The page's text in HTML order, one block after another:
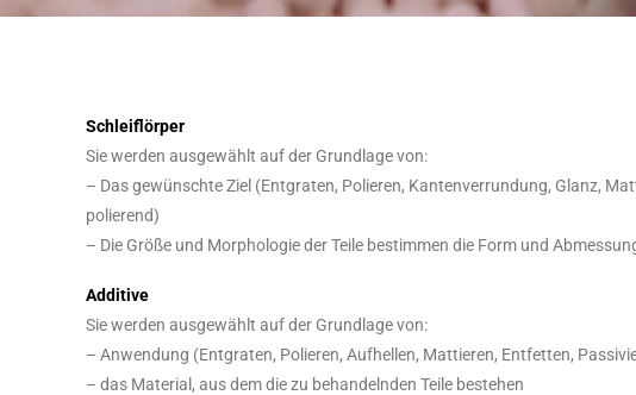
Schleiflörper
Sie werden ausgewählt auf der Grundlage von:
– Das gewünschte Ziel (Entgraten, Polieren, Kantenverrundung, Glanz,
polierend)
– Die Größe und Morphologie der Teile bestimmen die Form und
Additive
Sie werden ausgewählt auf der Grundlage von:
– Anwendung (Entgraten, Polieren, Aufhellen, Mattieren, Entfetten,
– das Material, aus dem die zu behandelnden Teile bestehen